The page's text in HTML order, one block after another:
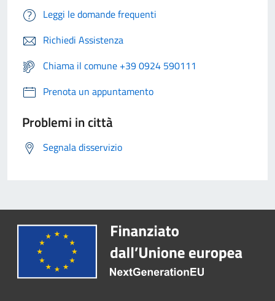
Leggi le domande frequenti
Richiedi Assistenza
Chiama il comune +39 0924 590111
Prenota un appuntamento
Problemi in città
Segnala disservizio